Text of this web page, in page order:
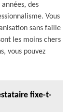
des
Vous
sans faille
les moins chers
vous pouvez
fixe-t-